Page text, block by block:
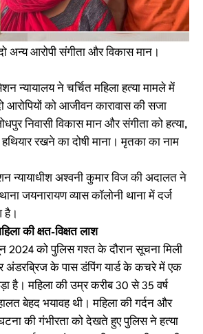
अन्य आरोपी संगीता और विकास मान।
न्यायालय ने चर्चित महिला हत्या मामले में
आरोपियों को आजीवन कारावास की सजा
निवासी विकास मान और संगीता को हत्या,
रखने का दोषी माना। मृतका का नाम
न्यायाधीश अश्वनी कुमार विज की अदालत ने
जयनारायण व्यास कॉलोनी थाना में दर्ज
की क्षत-विक्षत लाश
2024 को पुलिस गश्त के दौरान सूचना मिली
अंडरब्रिज के पास डंपिंग यार्ड के कचरे में एक
है। महिला की उम्र करीब 30 से 35 वर्ष
बेहद भयावह थी। महिला की गर्दन और
की गंभीरता को देखते हुए पुलिस ने हत्या